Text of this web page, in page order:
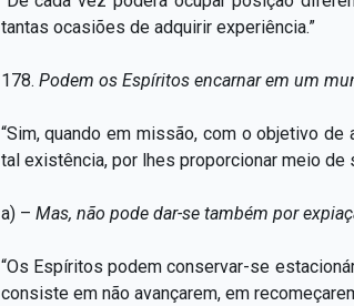
tantas ocasiões de adquirir experiência.”
178. Podem os Espíritos encarnar em um
“Sim, quando em missão, com o objetivo
tal existência, por lhes proporcionar meio de
a) – Mas, não pode dar-se também por
“Os Espíritos podem conservar-se
consiste em não avançarem, em